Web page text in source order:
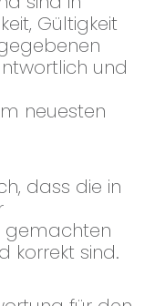
Gültigkeit
und
neuesten
dass die in
gemachten
korrekt sind.